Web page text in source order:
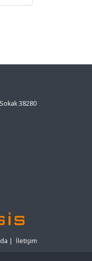
38280
| İletişim